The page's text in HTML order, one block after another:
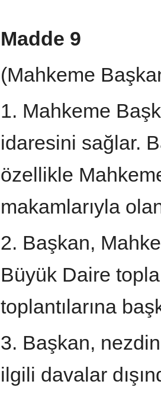
Madde 9
(Mahkeme
1. Mahkeme
idaresini sağlar.
özellikle
makamlarıyla
2. Başkan,
Büyük Daire
toplantılarına
3. Başkan,
ilgili davalar